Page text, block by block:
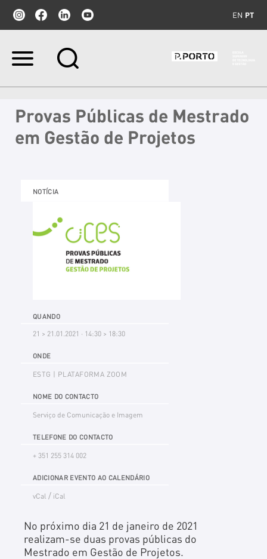
EN PT
Ir
Ir
para
navegação
Provas Públicas de Mestrado
em Gestão de Projetos
NOTÍCIA
QUANDO
21 > 21.01.2021 · 14:30 > 18:30
ONDE
ESTG | PLATAFORMA ZOOM
NOME DO CONTACTO
Serviço de Comunicação e Imagem
TELEFONE DO CONTACTO
+ 351 255 314 002
ADICIONAR EVENTO AO CALENDÁRIO
vCal / iCal
No próximo dia 21 de janeiro de 2021
realizam-se duas provas públicas do
Mestrado em Gestão de Projetos.